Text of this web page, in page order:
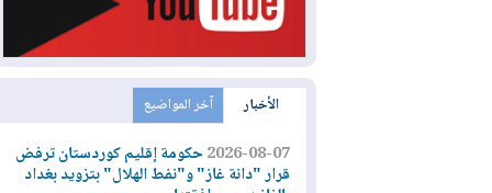
الأخبار آخر المواضيع
2026-08-07حكومة إقليم كوردستان ترفض
قرار "دانة غاز" و"نفط الهلال" بتزويد بغداد